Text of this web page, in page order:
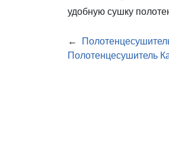
удобную сушку
←
Полотенцесушитель